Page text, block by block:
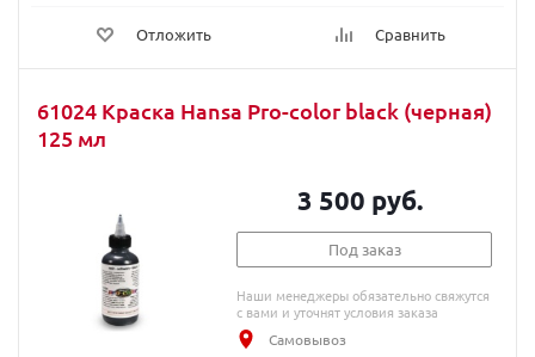
Отложить Сравнить
61024 Краска Hansa Pro-color black (черная)
125 мл
3 500 руб.
Под заказ
Наши менеджеры обязательно свяжутся
с вами и уточнят условия заказа
Самовывоз